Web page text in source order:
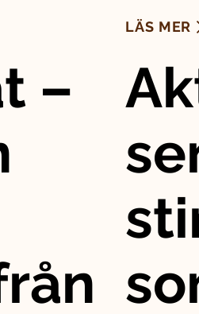
LÄS MER
–